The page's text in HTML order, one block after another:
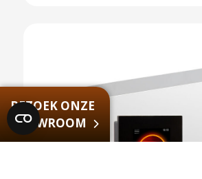
BEZOEK ONZE
SHOWROOM